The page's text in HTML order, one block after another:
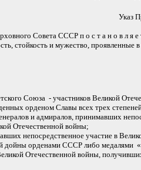
Указ
Совета СССР п о с т а н о в л я е
стойкость и мужество, проявленные
Союза - участников Великой
орденом Славы всех трех
и адмиралов, принимавших
Отечественной войны;
непосредственное участие в
дойны орденами СССР либо медалями
Отечественной войны,